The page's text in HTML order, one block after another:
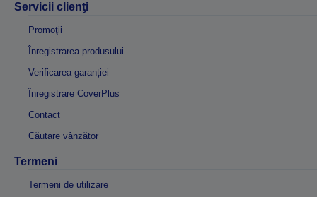
Servicii clienţi
Promoţii
Înregistrarea produsului
Verificarea garanției
Înregistrare CoverPlus
Contact
Căutare vânzător
Termeni
Termeni de utilizare